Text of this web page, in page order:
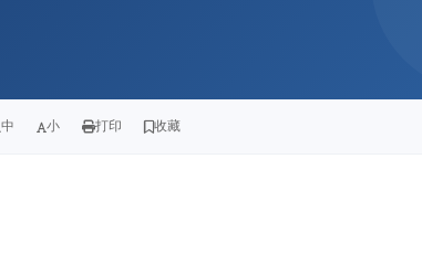
中 小 打印 收藏